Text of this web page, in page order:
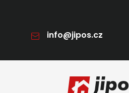
info@jipos.cz
Zápatí